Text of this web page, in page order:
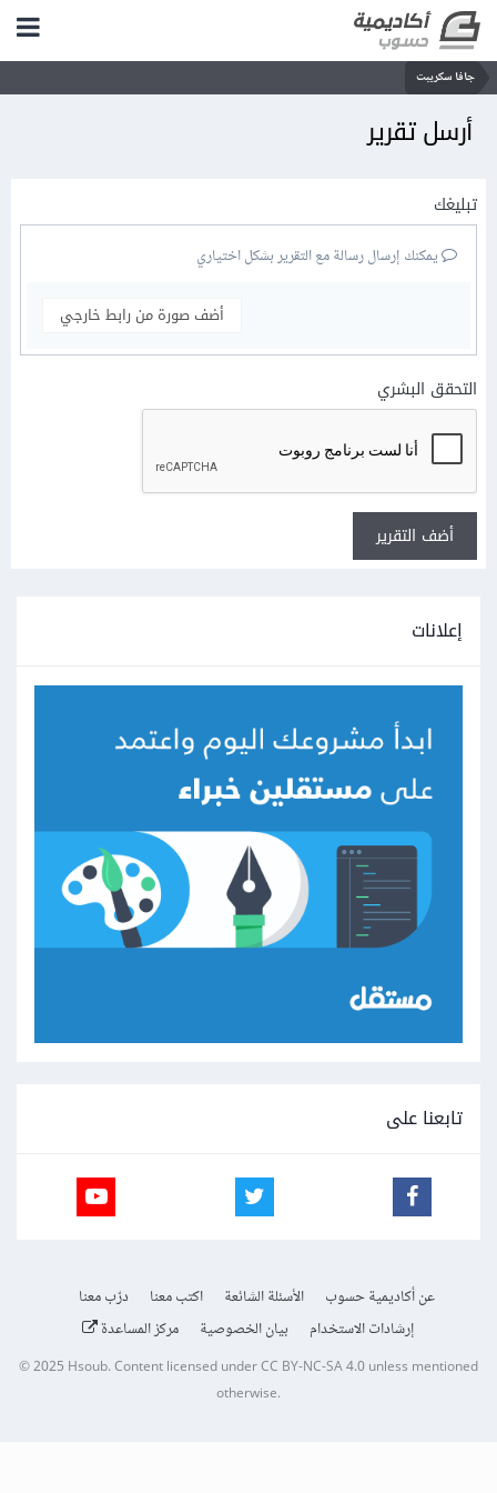
جافا سكريبت
أرسل تقرير
تبليغك
يمكنك إرسال رسالة مع التقرير بشكل اختياري
أضف صورة من رابط خارجي
التحقق البشري
أضف التقرير
إعلانات
تابعنا على
عن أكاديمية حسوب الأسئلة الشائعة اكتب معنا
درّب معنا
إرشادات الاستخدام
بيان الخصوصية مركز المساعدة
© 2025 Hsoub.Content licensed underCC BY-NC-SA 4.0unless mentioned
otherwise.